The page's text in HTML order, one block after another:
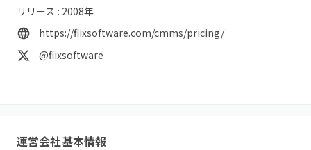
リリース : 2008年
https://fiixsoftware.com/cmms/pricing/
@fiixsoftware
運営会社基本情報